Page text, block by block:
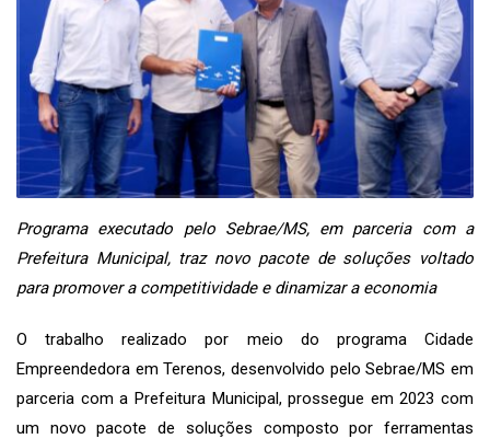
Programa executado pelo Sebrae/MS, em parceria com a
Prefeitura Municipal, traz novo pacote de soluções voltado
para promover a competitividade e dinamizar a economia
O trabalho realizado por meio do programa Cidade
Empreendedora em Terenos, desenvolvido pelo Sebrae/MS em
parceria com a Prefeitura Municipal, prossegue em 2023 com
um novo pacote de soluções composto por ferramentas